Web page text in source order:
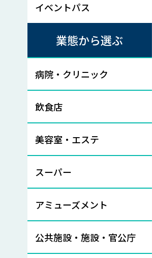
イベントパス
業態から選ぶ
病院・クリニック
飲食店
美容室・エステ
スーパー
アミューズメント
公共施設・施設・官公庁